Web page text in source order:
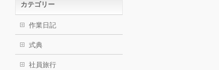
カテゴリー
作業日記
式典
社員旅行